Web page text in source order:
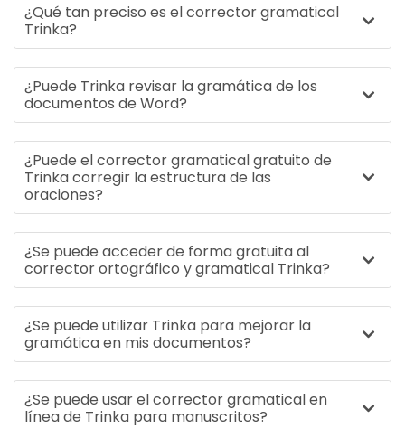
¿Qué tan preciso es el corrector gramatical
Trinka?
¿Puede Trinka revisar la gramática de los
documentos de Word?
¿Puede el corrector gramatical gratuito de
Trinka corregir la estructura de las
oraciones?
¿Se puede acceder de forma gratuita al
corrector ortográfico y gramatical Trinka?
¿Se puede utilizar Trinka para mejorar la
gramática en mis documentos?
¿Se puede usar el corrector gramatical en
línea de Trinka para manuscritos?